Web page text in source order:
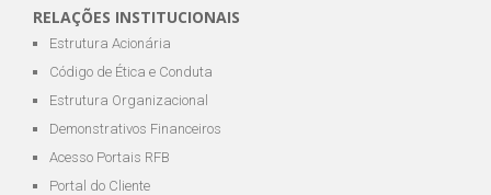
RELAÇÕES INSTITUCIONAIS
Estrutura Acionária
Código de Ética e Conduta
Estrutura Organizacional
Demonstrativos Financeiros
Acesso Portais RFB
Portal do Cliente